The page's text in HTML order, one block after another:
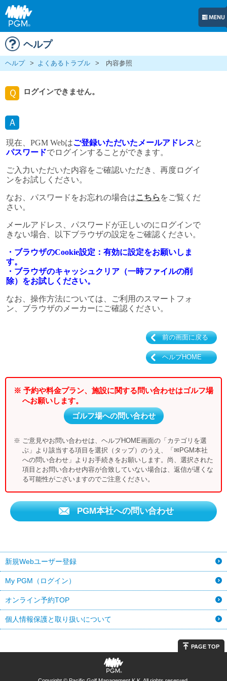
ヘルプ
ヘルプ > よくあるトラブル > 内容参照
Ｑ ログインできません。
Ａ
現在、PGM Webはご登録いただいたメールアドレスと
パスワードでログインすることができます。
ご入力いただいた内容をご確認いただき、再度ログイ
ンをお試しください。
なお、パスワードをお忘れの場合はこちら をご覧くだ
さい。
メールアドレス、パスワードが正しいのにログインで
きない場合、以下ブラウザの設定をご確認ください。
・ブラウザのCookie設定：有効に設定をお願いしま
す。
・ブラウザのキャッシュクリア（一時ファイルの削
除）をお試しください。
なお、操作方法については、ご利用のスマートフォ
ン、ブラウザのメーカーにご確認ください。
前の画面に戻る
ヘルプHOME
※ 予約や料金プラン、施設に関する問い合わせはゴルフ場
へお願いします。
ゴルフ場への問い合わせ
※ ご意見やお問い合わせは、ヘルプHOME画面の「カテゴリを選
ぶ」より該当する項目を選択（タップ）のうえ、「✉PGM本社
への問い合わせ」よりお手続きをお願いします。尚、選択された
項目とお問い合わせ内容が合致していない場合は、返信が遅くな
る可能性がございますのでご注意ください。
PGM本社への問い合わせ
新規Webユーザー登録
My PGM（ログイン）
オンライン予約TOP
個人情報保護と取り扱いについて
PAGE TOP